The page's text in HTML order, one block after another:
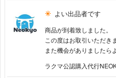
よい出品者です
商品が到着致しました。
この度はお取引いただき
また機会がありましたら
ラクマ公認購入代行